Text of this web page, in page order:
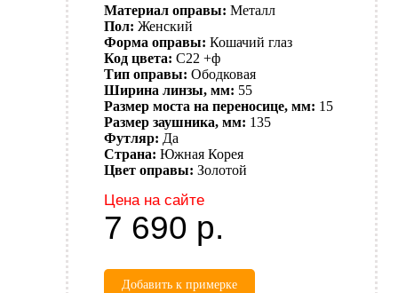
Материал оправы: Металл
Пол: Женский
Форма оправы: Кошачий глаз
Код цвета: C22 +ф
Тип оправы: Ободковая
Ширина линзы, мм: 55
Размер моста на переносице, мм: 15
Размер заушника, мм: 135
Футляр: Да
Страна: Южная Корея
Цвет оправы: Золотой
Цена на сайте
7 690 р.
Добавить к примерке